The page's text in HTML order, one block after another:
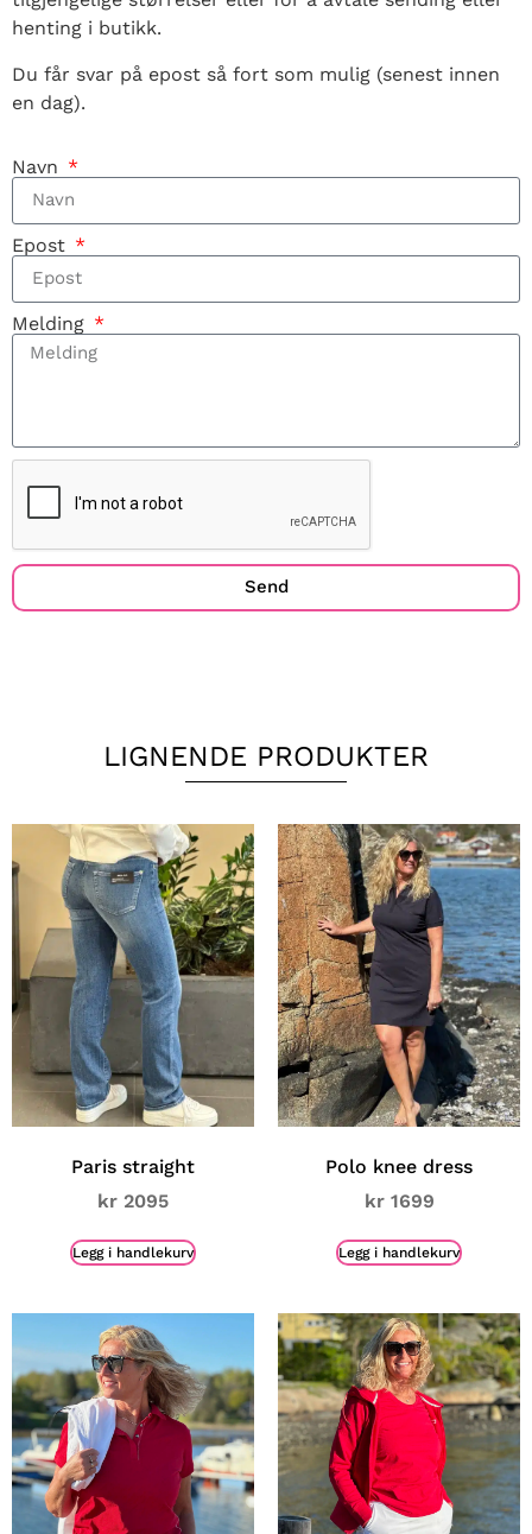
henting i butikk.
Du får svar på epost så fort som mulig (senest innen
en dag).
Navn
Epost
Melding
Send
LIGNENDE PRODUKTER
Paris straight
kr 2095
Legg i handlekurv
Polo knee dress
kr1699
Legg i handlekurv